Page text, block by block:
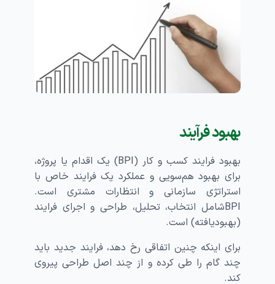
بهبود فرآیند
بهبود فرایند کسب و کار (BPI) یک اقدام یا پروژه‌،
برای بهبود هم‌سویی و عملکرد یک فرایند خاص با
استراتژی سازمانی و انتظارات مشتری است.
BPIشامل انتخاب، تحلیل، طراحی و اجرای فرایند
(بهبودیافته) است.
برای اینکه چنین اتفاقی رخ دهد، فرایند جدید باید
چند گام را طی کرده و از چند اصل طراحی پیروی
کند.